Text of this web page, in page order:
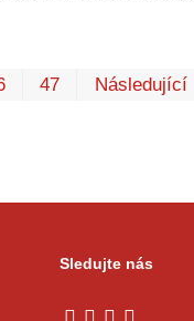
47 Následující
Sledujte nás